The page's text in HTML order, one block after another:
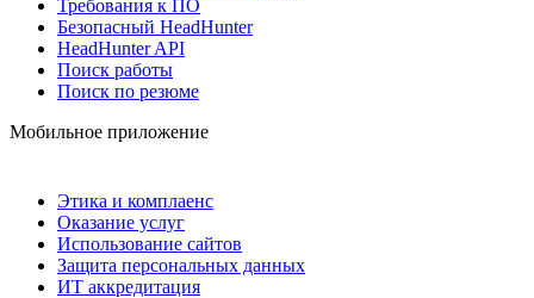
Требования к ПО
Безопасный HeadHunter
HeadHunter API
Поиск работы
Поиск по резюме
Мобильное приложение
Этика и комплаенс
Оказание услуг
Использование сайтов
Защита персональных данных
ИТ аккредитация